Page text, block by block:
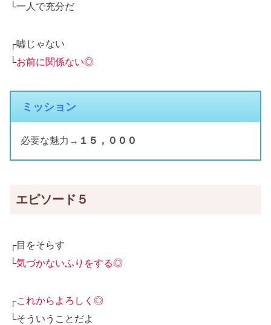
└一人で充分だ
┌嘘じゃない
└お前に関係ない◎
ミッション
必要な魅力→ １５，０００
エピソード５
┌目をそらす
└気づかないふりをする◎
┌これからよろしく◎
└そういうことだよ